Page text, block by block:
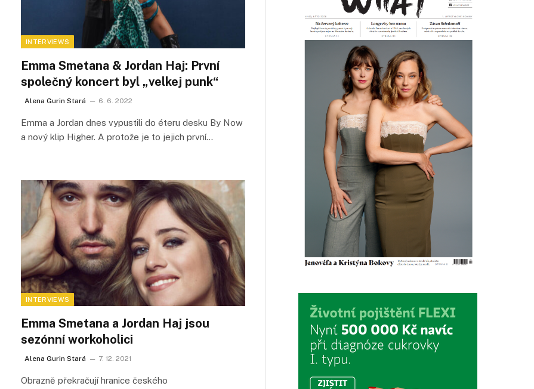
INTERVIEWS
Emma Smetana & Jordan Haj: První
společný koncert byl „velkej punk“
Alena Gurin Stará 6. 6. 2022
Emma a Jordan dnes vypustili do éteru desku By Now
a nový klip Higher. A protože je to jejich první…
INTERVIEWS
Emma Smetana a Jordan Haj jsou
sezónní workoholici
Alena Gurin Stará 7. 12. 2021
Obrazně překračují hranice českého